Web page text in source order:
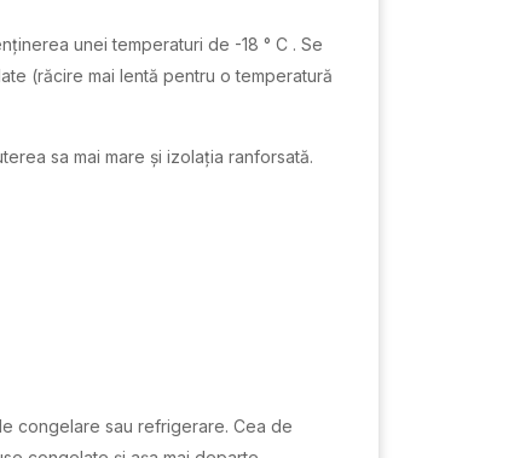
unei temperaturi de -18 ° C . Se
(răcire mai lentă pentru o temperatură
sa mai mare și izolația ranforsată.
congelare sau refrigerare. Cea de